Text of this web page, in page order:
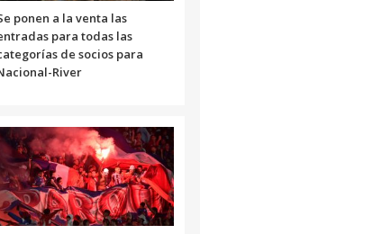
ponen a la venta las
para todas las
de socios para
River